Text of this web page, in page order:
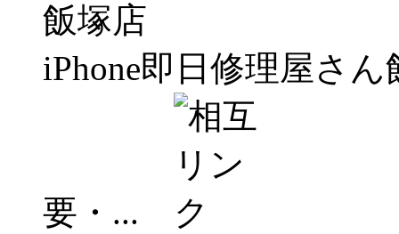
iPhone即日修理屋さ
要・...